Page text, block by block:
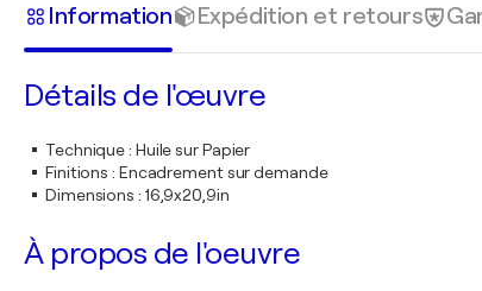
Information Expédition et retours
Détails de l'œuvre
Technique: Huile sur Papier
Finitions : Encadrement sur demande
Dimensions : 16,9x20,9in
À propos de l'oeuvre